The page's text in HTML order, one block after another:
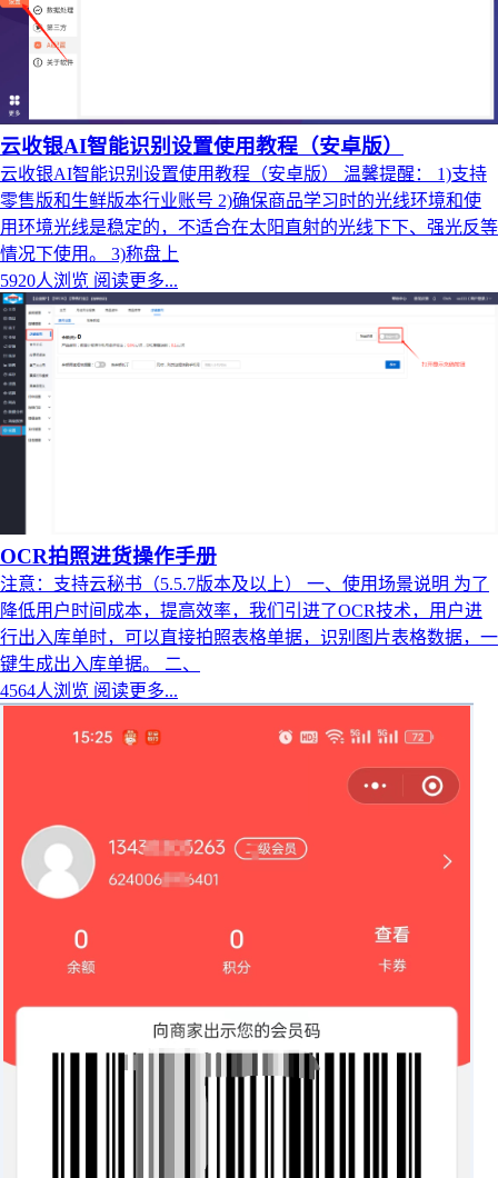
云收银AI智能识别设置使用教程（安卓版）
云收银AI智能识别设置使用教程（安卓版） 温馨提醒： 1)支持
零售版和生鲜版本行业账号 2)确保商品学习时的光线环境和使
用环境光线是稳定的，不适合在太阳直射的光线下下、强光反等
情况下使用。 3)称盘上
5920人浏览 阅读更多...
OCR拍照进货操作手册
注意：支持云秘书（5.5.7版本及以上） 一、使用场景说明 为了
降低用户时间成本，提高效率，我们引进了OCR技术，用户进
行出入库单时，可以直接拍照表格单据，识别图片表格数据，一
键生成出入库单据。 二、
4564人浏览 阅读更多...